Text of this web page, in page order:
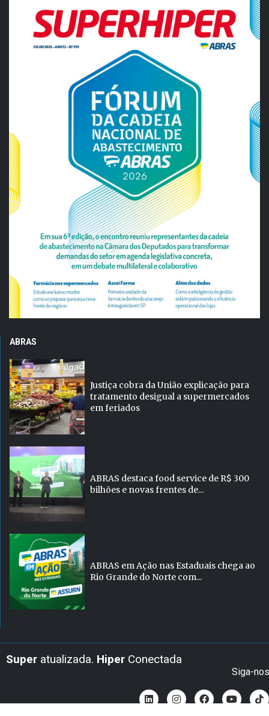
ABRAS
Justiça cobra da União explicação para
tratamento desigual a supermercados
em feriados
ABRAS destaca food service de R$ 300
bilhões e novas frentes de...
ABRAS em Ação nas Estaduais chega ao
Rio Grande do Norte com...
Super atualizada. Hiper Conectada
Siga-nos